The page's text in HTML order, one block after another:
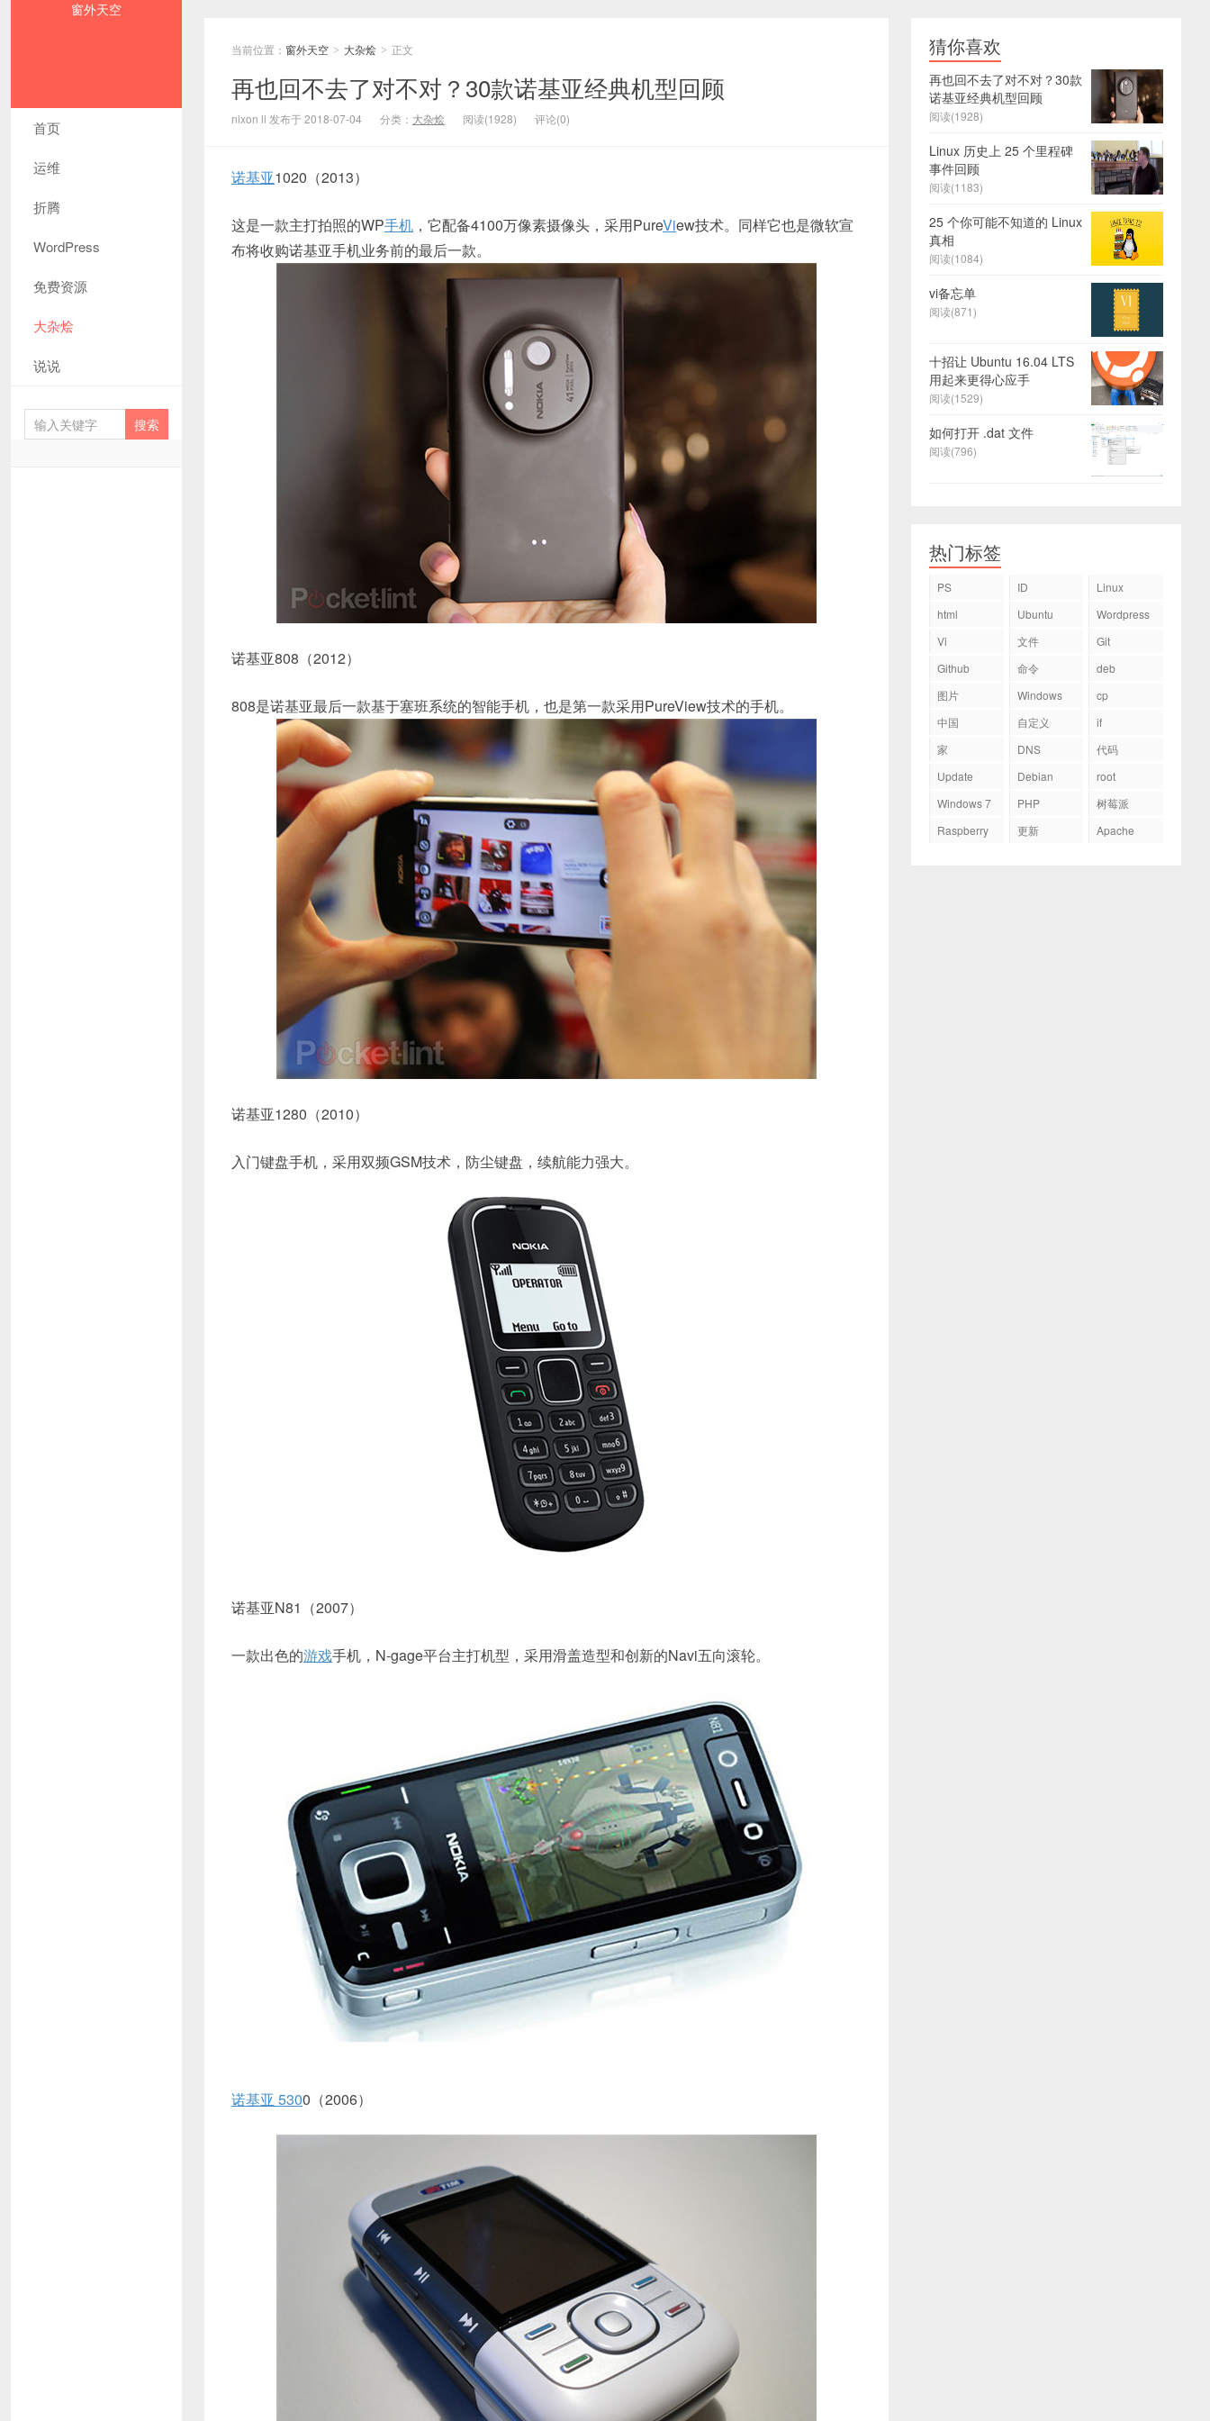
窗外天空
首页
运维
折腾
WordPress
免费资源
大杂烩
说说
当前位置： 窗外天空 > 大杂烩 > 正文
再也回不去了对不对？30款诺基亚经典机型回顾
nixon li 发布于 2018-07-04 分类： 大杂烩 阅读(1928) 评论(0)
诺基亚1020（2013）
这是一款主打拍照的WP手机 ，它配备4100万像素摄像头，采用PureView技术。同样它也是微软宣
布将收购诺基亚手机业务前的最后一款。
诺基亚808（2012）
808是诺基亚最后一款基于塞班系统的智能手机，也是第一款采用PureView技术的手机。
诺基亚1280（2010）
入门键盘手机，采用双频GSM技术，防尘键盘，续航能力强大。
诺基亚N81（2007）
一款出色的游戏手机，N-gage平台主打机型，采用滑盖造型和创新的Navi五向滚轮。
诺基亚 5300（2006）
猜你喜欢
再也回不去了对不对？30款
诺基亚经典机型回顾
阅读(1928)
Linux 历史上 25 个里程碑
事件回顾
阅读(1183)
25 个你可能不知道的 Linux
真相
阅读(1084)
vi备忘单
阅读(871)
十招让 Ubuntu 16.04 LTS
用起来更得心应手
阅读(1529)
如何打开 .dat 文件
阅读(796)
热门标签
PS ID
Linux
html
Ubuntu
Wordpress
Vi
文件
Git
Github
命令
deb
图片
Windows
cp
中国
自定义
if
家
DNS
代码
Update
Debian
root
Windows 7
PHP
树莓派
Raspberry
更新 Apache